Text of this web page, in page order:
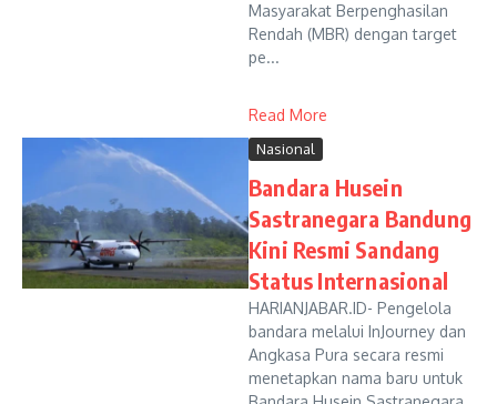
Masyarakat Berpenghasilan
Rendah (MBR) dengan target
pe...
Read More
Nasional
Bandara Husein
Sastranegara Bandung
Kini Resmi Sandang
Status Internasional
HARIANJABAR.ID- Pengelola
bandara melalui InJourney dan
Angkasa Pura secara resmi
menetapkan nama baru untuk